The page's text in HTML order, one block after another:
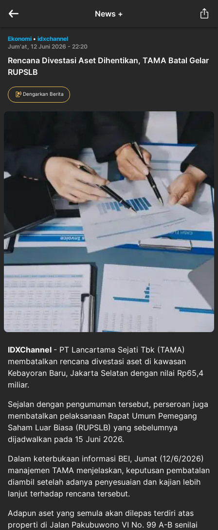
News +
Ekonomi • idxchannel
Jum'at, 12 Juni 2026 - 22:20
Rencana Divestasi Aset Dihentikan, TAMA Batal Gelar
RUPSLB
Dengarkan Berita
IDXChannel - PT Lancartama Sejati Tbk (TAMA)
membatalkan rencana divestasi aset di kawasan
Kebayoran Baru, Jakarta Selatan dengan nilai Rp65,4
miliar.
Sejalan dengan pengumuman tersebut, perseroan juga
membatalkan pelaksanaan Rapat Umum Pemegang
Saham Luar Biasa (RUPSLB) yang sebelumnya
dijadwalkan pada 15 Juni 2026.
Dalam keterbukaan informasi BEI, Jumat (12/6/2026)
manajemen TAMA menjelaskan, keputusan pembatalan
diambil setelah adanya penyesuaian dan kajian lebih
lanjut terhadap rencana tersebut.
Adapun aset yang semula akan dilepas terdiri atas
properti di Jalan Pakubuwono VI No. 99 A-B senilai